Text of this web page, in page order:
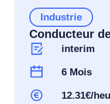
Industrie
Conducteur
interim
6 Mois
12.31€/